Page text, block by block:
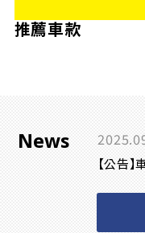
推薦車款
News
【公告